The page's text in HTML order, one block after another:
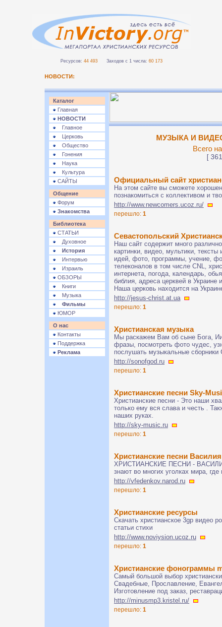
Ресурсов: 44 493 Заходов с 1 числа: 60 173
НОВОСТИ:
Каталог
Главная
НОВОСТИ
Главное
Церковь
Общество
Гонения
Наука
Культура
САЙТЫ
Общение
Форум
Знакомства
Библиотека
СТАТЬИ
Духовное
История
Интервью
Израиль
ОБЗОРЫ
Книги
Музыка
Фильмы
ЮМОР
О нас
Контакты
Поддержка
Реклама
МУЗЫКА И ВИДЕО
Всего
[
Официальный сайт
На этом сайте вы сможете
познакомиться с коллективом и
http://www.newcomers.ucoz.ru/
перешло: 1
Севастопольский
Наш сайт содержит много
картинки, видео, мультики,
идей, фото, программы, учение,
телеконалов в том числе CNL,
интернета, погода, календарь,
библия, адреса церквей в Украине
Наша церковь находится на
http://jesus-christ.at.ua
перешло: 1
Христианская музыка
Мы раскажем Вам об сыне Бога,
фразы, посмотреть фото чудес,
послушать музыкальные сборники
http://sonofgod.ru
перешло: 1
Христианские песни Sky-
Христианские песни - Это наши
только ему вся слава и честь .
наших руках.
http://sky-music.ru
перешло: 1
Христианские песни
ХРИСТИАНСКИЕ ПЕСНИ -
знают во многих уголках мира,
http://vfedenkov.narod.ru
перешло: 1
Христианские ресурсы
Скачать христианское 3gp видео
статьи стихи
http://www.noviysion.ucoz.ru
перешло: 1
Христианские фонограммы
Самый большой выбор
Свадебные, Прославление,
Изготовление под заказ,
http://minusmp3.kristel.ru/
перешло: 1